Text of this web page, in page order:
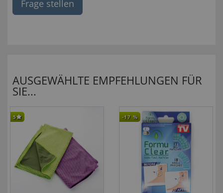
Frage stellen
AUSGEWÄHLTE EMPFEHLUNGEN FÜR
SIE...
5 -17 %